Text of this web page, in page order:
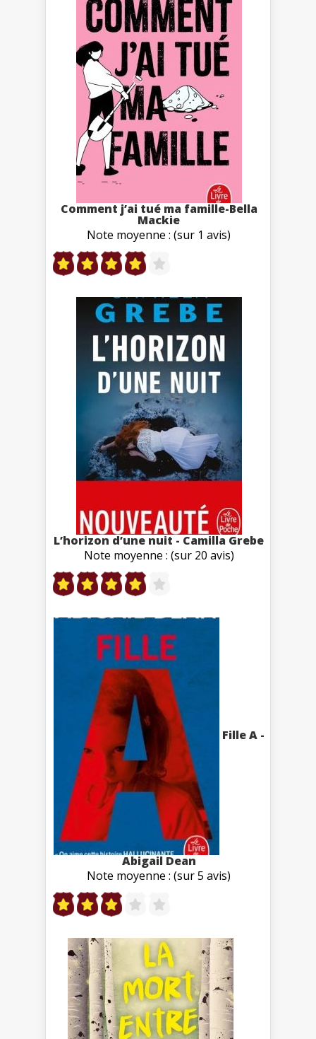
Comment j’ai tué ma famille-Bella
Mackie
Note moyenne : (sur 1 avis)
L’horizon d’une nuit - Camilla Grebe
Note moyenne : (sur 20 avis)
Fille A -
Abigail Dean
Note moyenne : (sur 5 avis)